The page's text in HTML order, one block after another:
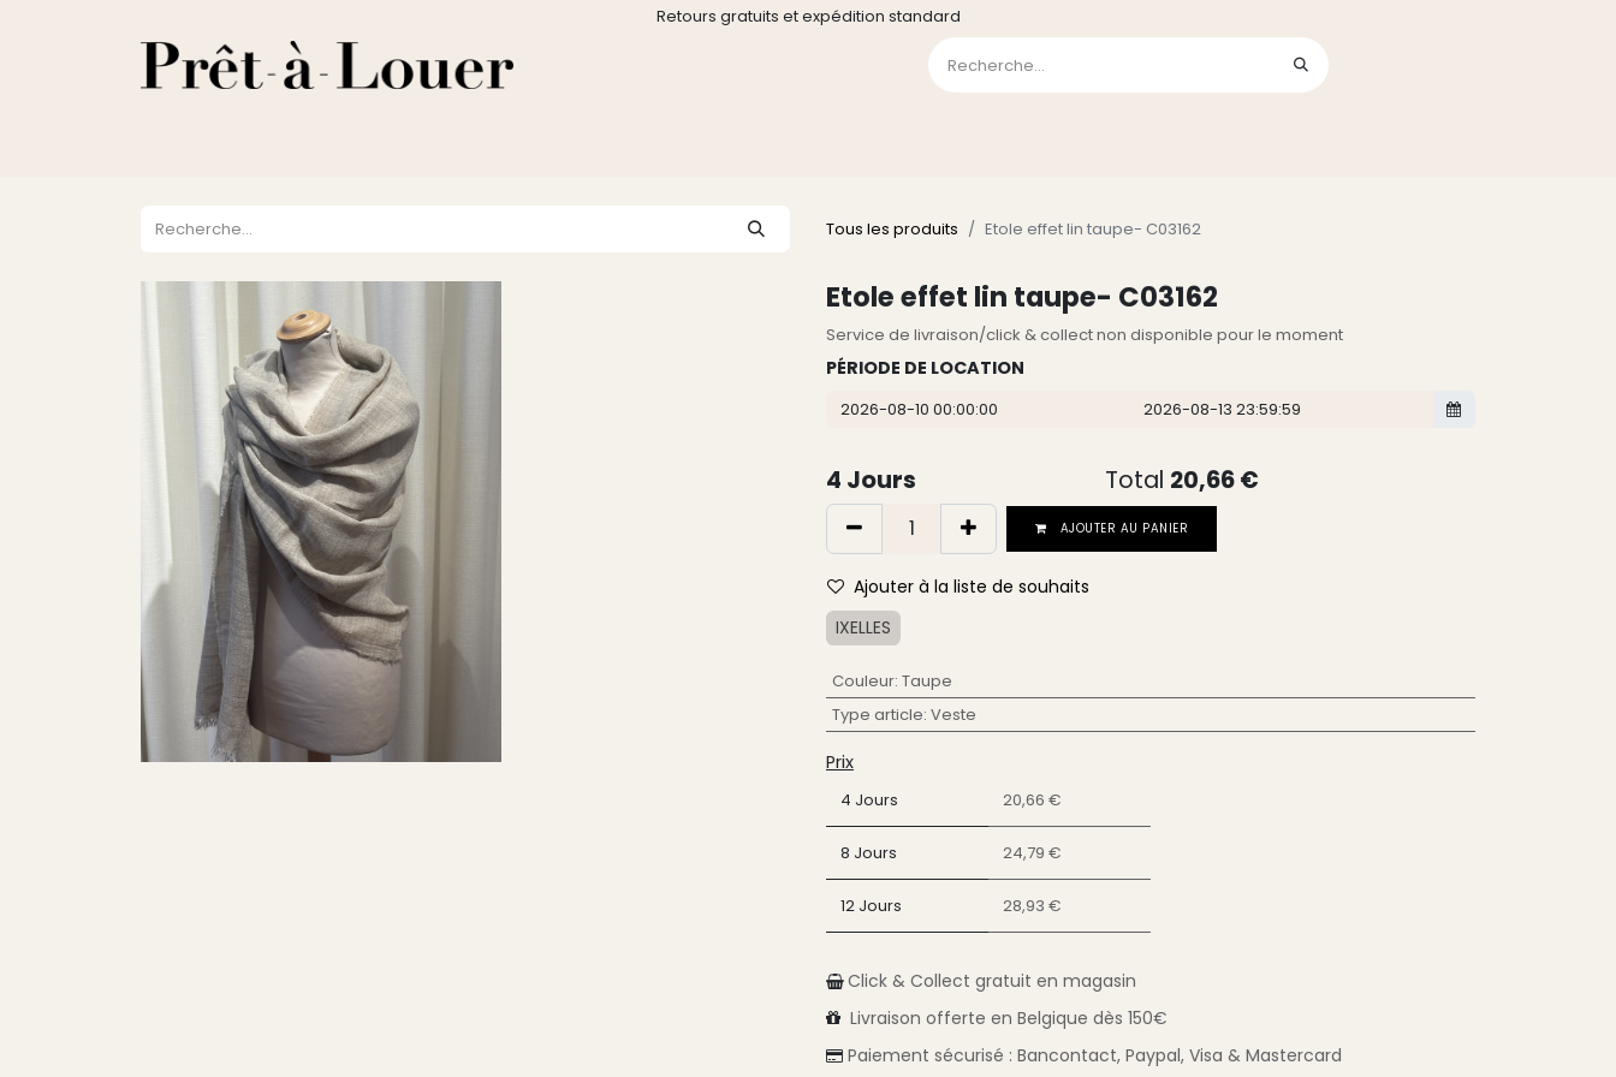
Retours gratuits et expédition standard
Tous les produits Etole effet lin taupe- C03162
Etole effet lin taupe- C03162
Service de livraison/click & collect non disponible pour le moment
PÉRIODE DE LOCATION
4 Jours Total 20,66€
AJOUTER AU PANIER
Ajouter à la liste de souhaits
IXELLES
Couleur: Taupe
Type article: Veste
Prix
4 Jours 20,66 €
8 Jours 24,79 €
12 Jours 28,93 €
Click & Collect gratuit en magasin
Livraison offerte en Belgique dès 150€
Paiement sécurisé : Bancontact, Paypal, Visa & Mastercard